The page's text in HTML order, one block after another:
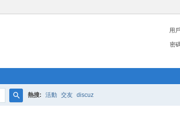
用
密
熱搜: 活動 交友 discuz